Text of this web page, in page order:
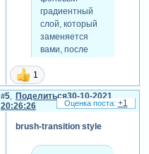
4.51.3003
градиентный
слой, который
заменяется
вами, после
любую
картинку. так-же
можно
добавлять,
кроме фона, и
1
Поделиться
5
30-10-2021
20:26:26
brush-transition style
+1